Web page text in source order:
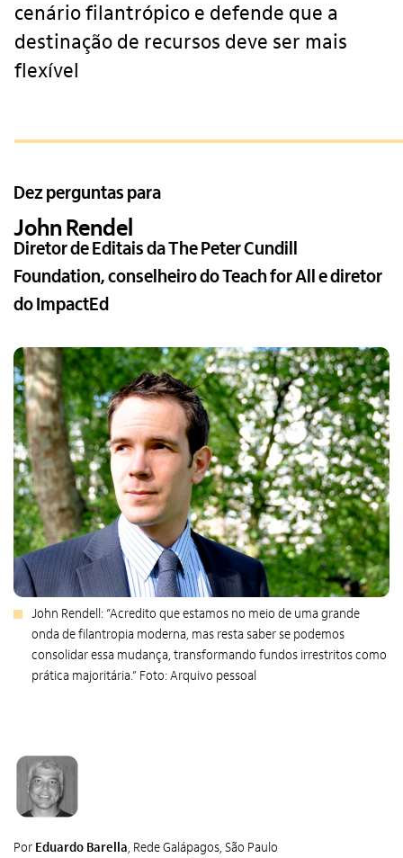
cenário filantrópico e defende que a
destinação de recursos deve ser mais
flexível
Dez perguntas para
John Rendel
Diretor de Editais da The Peter Cundill
Foundation, conselheiro do Teach for All e diretor
do ImpactEd
John Rendell: “Acredito que estamos no meio de uma grande
onda de filantropia moderna, mas resta saber se podemos
consolidar essa mudança, transformando fundos irrestritos como
prática majoritária.” Foto: Arquivo pessoal
Por Eduardo Barella, Rede Galápagos, São Paulo